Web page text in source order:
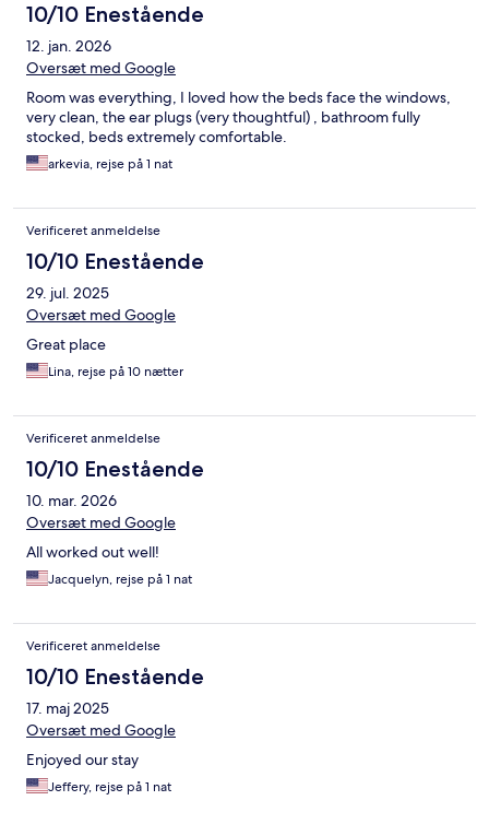
10/10 Enestående
12. jan. 2026
Oversæt med Google
Room was everything, I loved how the beds face the windows,
very clean, the ear plugs (very thoughtful) , bathroom fully
stocked, beds extremely comfortable.
arkevia, rejse på 1 nat
Verificeret anmeldelse
10/10 Enestående
29. jul. 2025
Oversæt med Google
Great place
Lina, rejse på 10 nætter
Verificeret anmeldelse
10/10 Enestående
10. mar. 2026
Oversæt med Google
All worked out well!
Jacquelyn, rejse på 1 nat
Verificeret anmeldelse
10/10 Enestående
17. maj 2025
Oversæt med Google
Enjoyed our stay
Jeffery, rejse på 1 nat